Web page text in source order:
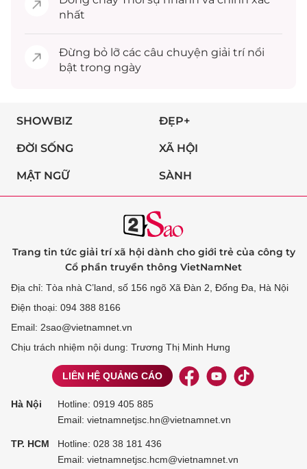
nhất
Đừng bỏ lỡ các câu chuyện giải trínổi
bật trong ngày
SHOWBIZ ĐẸP+
ĐỜI SỐNG XÃ HỘI
MẬT NGỮ SÀNH
Trang tin tức giải trí xã hội dành cho giới trẻ của công ty
Cổ phần truyền thông VietNamNet
Địa chỉ: Tòa nhà C’land, số 156 ngõ Xã Đàn 2, Đống Đa, Hà Nội
Điện thoại: 094 388 8166
Email: 2sao@vietnamnet.vn
Chịu trách nhiệm nội dung: Trương Thị Minh Hưng
LIÊN HỆ QUẢNG CÁO
Hà Nội Hotline: 0919 405 885
Email: vietnamnetjsc.hn@vietnamnet.vn
TP. HCM Hotline: 028 38 181 436
Email: vietnamnetjsc.hcm@vietnamnet.vn